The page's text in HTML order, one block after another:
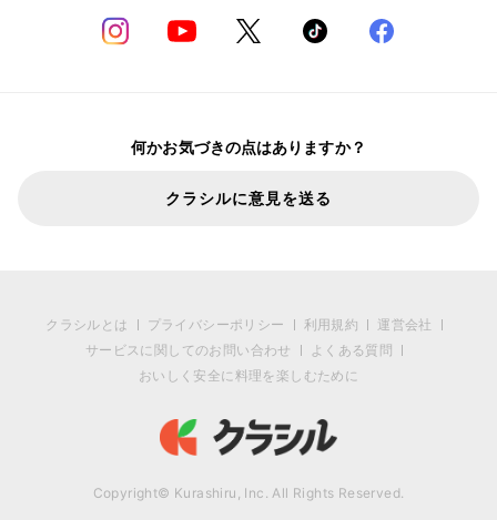
何かお気づきの点はありますか？
クラシルに意見を送る
クラシルとは プライバシーポリシー 利用規約
運営会社
サービスに関してのお問い合わせ
よくある質問
おいしく安全に料理を楽しむために
Copyright© Kurashiru, Inc. All Rights Reserved.